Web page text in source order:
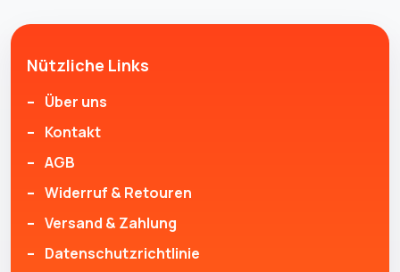
Nützliche Links
Über uns
Kontakt
AGB
Widerruf & Retouren
Versand & Zahlung
Datenschutzrichtlinie